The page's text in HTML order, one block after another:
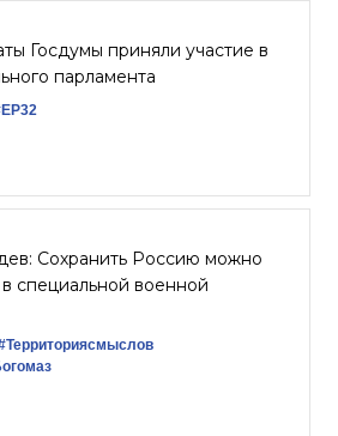
Госдумы приняли участие в
парламента
Сохранить Россию можно
специальной военной